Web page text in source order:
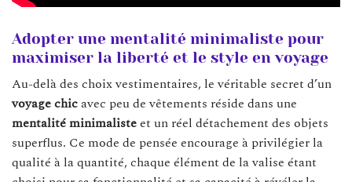
Adopter une mentalité minimaliste pour
maximiser la liberté et le style en voyage
Au-delà des choix vestimentaires, le véritable secret d’un
voyage chicavec peu de vêtements réside dans une
mentalité minimalisteet un réel détachement des objets
superflus. Ce mode de pensée encourage à privilégier la
qualité à la quantité, chaque élément de la valise étant